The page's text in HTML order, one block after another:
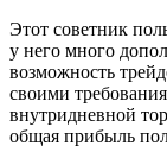
Этот советник
у него много
возможность
своими
внутридневной
общая прибыль